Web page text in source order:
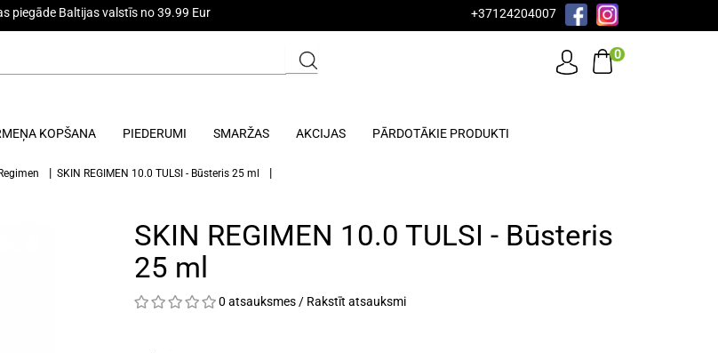
piegāde Baltijas valstīs no 39.99 Eur +37124204007
0
KOPŠANA PIEDERUMI SMARŽAS AKCIJAS PĀRDOTĀKIE PRODUKTI
SKIN REGIMEN 10.0 TULSI - Būsteris 25 ml
SKIN REGIMEN 10.0 TULSI - Būsteris
25 ml
0 atsauksmes / Rakstīt atsauksmi